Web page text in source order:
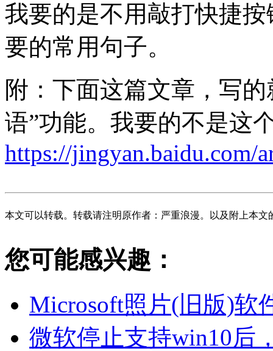
我要的是不用敲打快捷
要的常用句子。
附：下面这篇文章，写
语”功能。我要的不是这
https://jingyan.baidu.com/
本文可以转载。转载请注明原作者：严重浪漫。以及附上本文
您可能感兴趣：
Microsoft照片(旧版)软
微软停止支持win10后